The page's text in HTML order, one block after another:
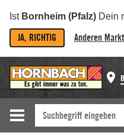
Ist Bornheim (Pfalz) Dein
JA, RICHTIG Anderen